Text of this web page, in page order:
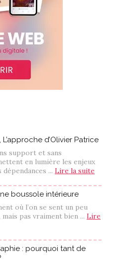
d’Olivier Patrice
support et sans
en lumière les enjeux
... Lire la suite
boussole intérieure
où l’on se sent un peu
pas vraiment bien ... Lire
: pourquoi tant de